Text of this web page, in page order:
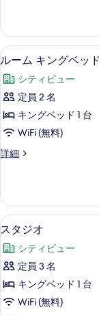
(MEDIUM)
の
す
べ
て
の
写
真
表
示
す
る
ー
(MEDIUM)
の
詳
細
の
す
べ
て
の
写
真
を
す
る
ー
ム
(SMART)
詳
細
ル
ー
ム
キ
ン
ベ
ド
台
(SMART,
101
VIEW)
の
8
ルーム キングベッ
シティビュー
定員 2 名
キングベッド 1 台
WiFi (無料)
詳細
ル
ン
グ
ベ
ド
(SMART,
101
ス
タ
ジ
オ
の
4
スタジオ
シティビュー
定員 3 名
キングベッド 1 台
WiFi (無料)